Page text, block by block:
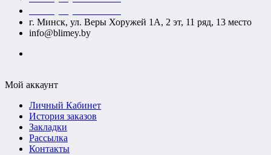
г. Минск, ул. Веры Хоружей 1А, 2 эт, 11 ряд, 13 место
info@blimey.by
Мой аккаунт
Личный Кабинет
История заказов
Закладки
Рассылка
Контакты